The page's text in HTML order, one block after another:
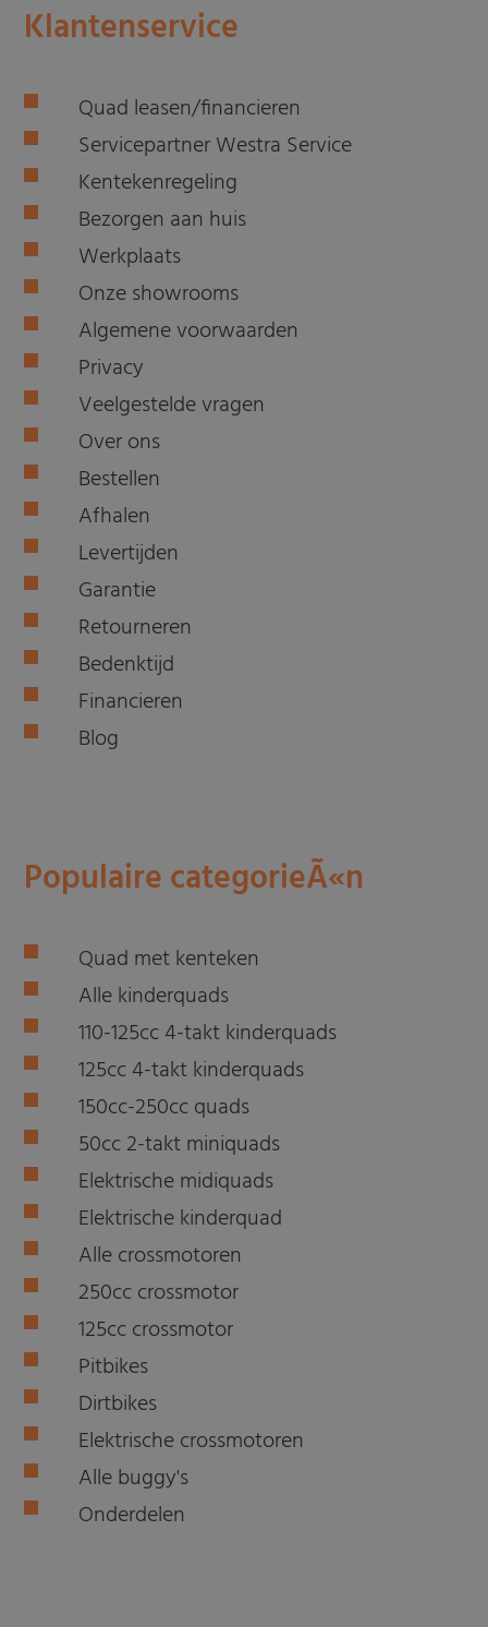
Klantenservice
Quad leasen/financieren
Servicepartner Westra Service
Kentekenregeling
Bezorgen aan huis
Werkplaats
Onze showrooms
Algemene voorwaarden
Privacy
Veelgestelde vragen
Over ons
Bestellen
Afhalen
Levertijden
Garantie
Retourneren
Bedenktijd
Financieren
Blog
Populaire categorieÃ«n
Quad met kenteken
Alle kinderquads
110-125cc 4-takt kinderquads
125cc 4-takt kinderquads
150cc-250cc quads
50cc 2-takt miniquads
Elektrische midiquads
Elektrische kinderquad
Alle crossmotoren
250cc crossmotor
125cc crossmotor
Pitbikes
Dirtbikes
Elektrische crossmotoren
Alle buggy's
Onderdelen